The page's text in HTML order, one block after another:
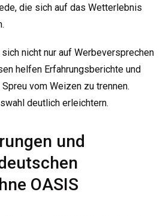
die sich auf das Wetterlebnis
nicht nur auf Werbeversprechen
helfen Erfahrungsberichte und
vom Weizen zu trennen.
deutlich erleichtern.
und
OASIS